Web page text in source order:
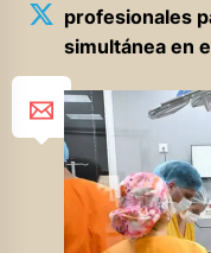
profesionales
simultánea en